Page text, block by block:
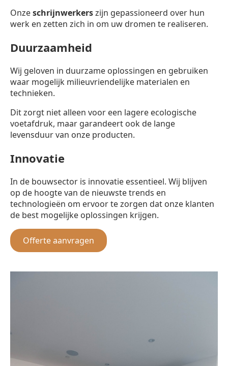
Onzeschrijnwerkerszijn gepassioneerd over hun
werk en zetten zich in om uw dromen te realiseren.
Duurzaamheid
Wij geloven in duurzame oplossingen en gebruiken
waar mogelijk milieuvriendelijke materialen en
technieken.
Dit zorgt niet alleen voor een lagere ecologische
voetafdruk, maar garandeert ook de lange
levensduur van onze producten.
Innovatie
In de bouwsector is innovatie essentieel. Wij blijven
op de hoogte van de nieuwste trends en
technologieën om ervoor te zorgen dat onze klanten
de best mogelijke oplossingen krijgen.
Offerte aanvragen